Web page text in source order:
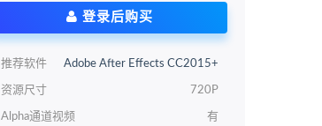
登录后购买
推荐软件 Adobe After Effects CC2015+
资源尺寸 720P
Alpha通道视频 有